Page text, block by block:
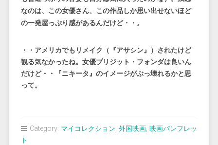
なのは、この女優さん、この作品しか思い出せないほど
の一発屋っぷり感があるんだけど・・。
・・アメリカでもリメイク（『アサシン』）されたけど
観る気なかったね。女優ブリジット・フォンダは良いん
だけど・・『ニキータ』のイメージがぶっ壊れるかと思
って。
Category: マイコレクション, 外国映画, 映画パンフレッ
ト